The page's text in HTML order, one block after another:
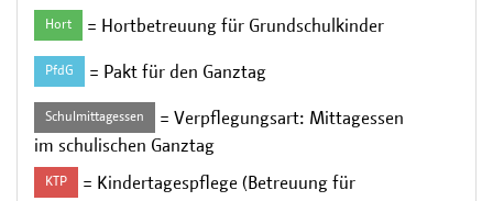
Hort = Hortbetreuung für Grundschulkinder
PfdG = Pakt für den Ganztag
Schulmittagessen
= Verpflegungsart: Mittagessen
im schulischen Ganztag
KTP
= Kindertagespflege (Betreuung für